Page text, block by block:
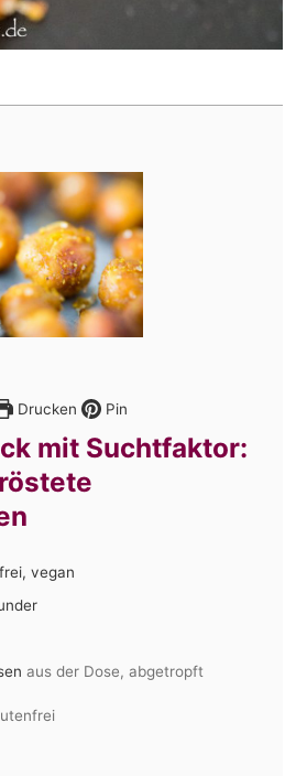
Drucken Pin
mit Suchtfaktor:
vegan
aus der Dose, abgetropft